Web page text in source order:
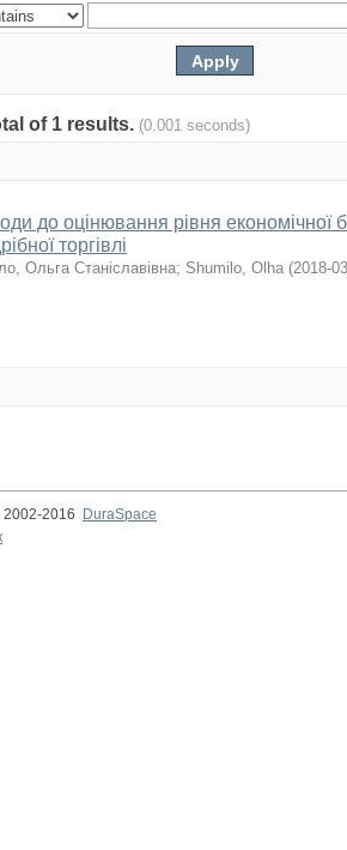
of 1 results. (0.001 seconds)
до оцінювання рівня економічної
торгівлі
Ольга Станіславівна; Shumilo, Olha (2018-03
2016
DuraSpace